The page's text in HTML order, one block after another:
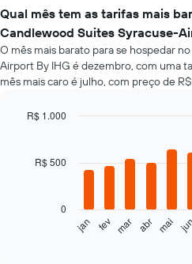
Qual mês tem as tarifas mais
Candlewood Suites Syracuse-
O mês mais barato para se hospedar
Airport By IHG é dezembro, com uma
mês mais caro é julho, com preço de R$
with
jan fev mar abr mai
0
R$ 500
R$ 1.000